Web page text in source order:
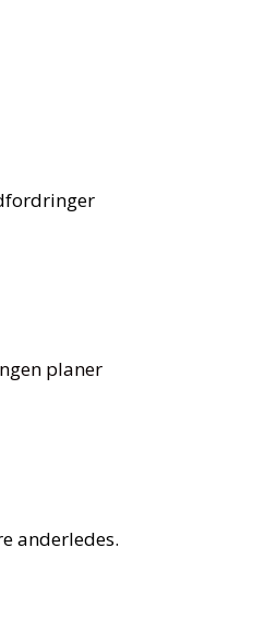
planer
anderledes.